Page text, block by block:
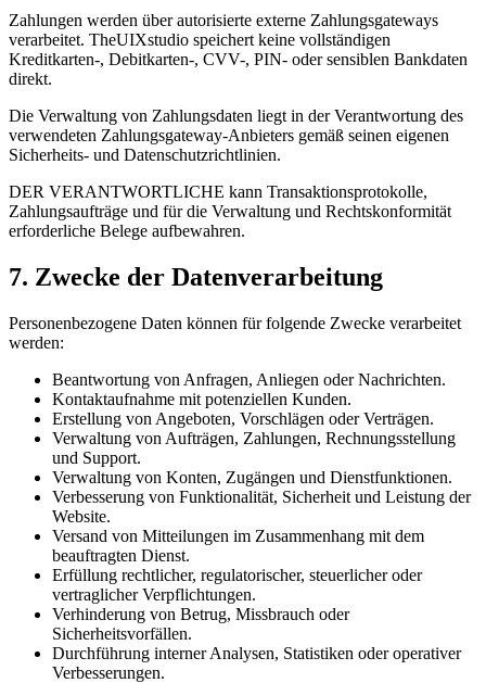
Zahlungen werden über autorisierte externe Zahlungsgateways
verarbeitet. TheUIXstudio speichert keine vollständigen
Kreditkarten-, Debitkarten-, CVV-, PIN- oder sensiblen Bankdaten
direkt.
Die Verwaltung von Zahlungsdaten liegt in der Verantwortung des
verwendeten Zahlungsgateway-Anbieters gemäß seinen eigenen
Sicherheits- und Datenschutzrichtlinien.
DER VERANTWORTLICHE kann Transaktionsprotokolle,
Zahlungsaufträge und für die Verwaltung und Rechtskonformität
erforderliche Belege aufbewahren.
7. Zwecke der Datenverarbeitung
Personenbezogene Daten können für folgende Zwecke verarbeitet
werden:
Beantwortung von Anfragen, Anliegen oder Nachrichten.
Kontaktaufnahme mit potenziellen Kunden.
Erstellung von Angeboten, Vorschlägen oder Verträgen.
Verwaltung von Aufträgen, Zahlungen, Rechnungsstellung
und Support.
Verwaltung von Konten, Zugängen und Dienstfunktionen.
Verbesserung von Funktionalität, Sicherheit und Leistung der
Website.
Versand von Mitteilungen im Zusammenhang mit dem
beauftragten Dienst.
Erfüllung rechtlicher, regulatorischer, steuerlicher oder
vertraglicher Verpflichtungen.
Verhinderung von Betrug, Missbrauch oder
Sicherheitsvorfällen.
Durchführung interner Analysen, Statistiken oder operativer
Verbesserungen.